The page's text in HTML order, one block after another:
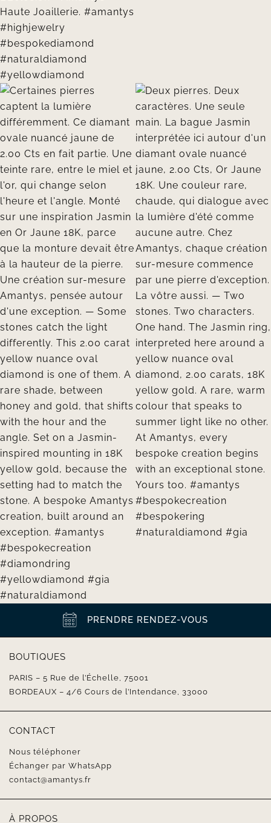
PRENDRE RENDEZ-VOUS
BOUTIQUES
PARIS – 5 Rue de l’Échelle, 75001
BORDEAUX – 4/6 Cours de l’Intendance, 33000
CONTACT
Nous téléphoner
Échanger par WhatsApp
contact@amantys.fr
À PROPOS